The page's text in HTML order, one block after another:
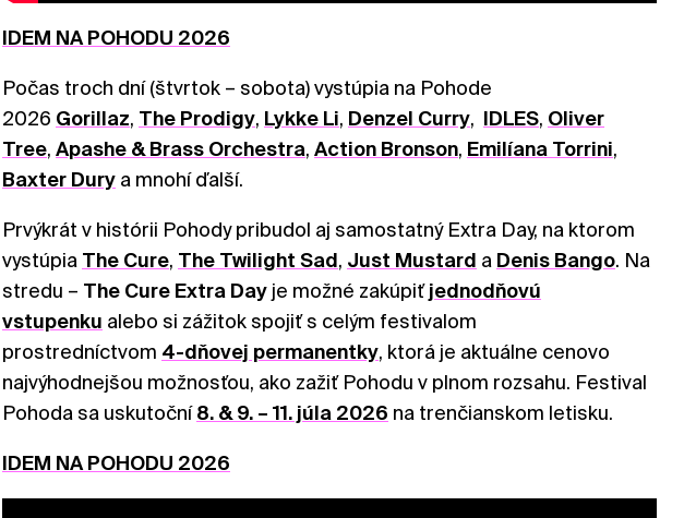
IDEM NA POHODU 2026
Počas troch dní (štvrtok – sobota) vystúpia na Pohode
2026 Gorillaz, The Prodigy, Lykke Li, Denzel Curry, IDLES, Oliver
Tree, Apashe & Brass Orchestra, Action Bronson, Emilíana Torrini,
Baxter Dury a mnohí ďalší.
Prvýkrát v histórii Pohody pribudol aj samostatný Extra Day, na ktorom
vystúpia The Cure, The Twilight Sad, Just Mustard a Denis Bango. Na
stredu – The Cure Extra Day je možné zakúpiťjednodňovú
vstupenku alebo si zážitok spojiť s celým festivalom
prostredníctvom 4-dňovej permanentky, ktorá je aktuálne cenovo
najvýhodnejšou možnosťou, ako zažiť Pohodu v plnom rozsahu. Festival
Pohoda sa uskutoční8. & 9. – 11. júla 2026 na trenčianskom letisku.
IDEM NA POHODU 2026